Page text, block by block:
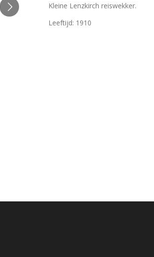
Kleine Lenzkirch reiswekker.
Leeftijd: 1910